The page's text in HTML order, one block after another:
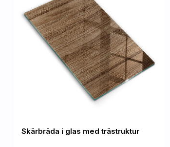
Skärbräda i glas med trästruktur